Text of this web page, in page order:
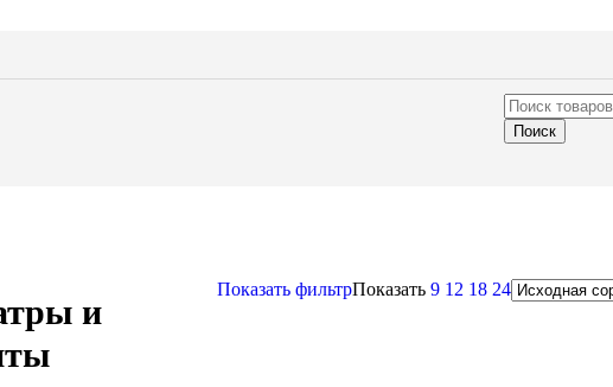
стойки
QR
Поиск
и
Показать фильтрПоказать9 12 18 24